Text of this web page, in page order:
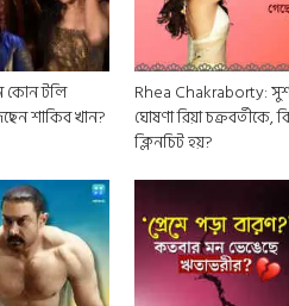
কোন টলি
শাকিব খান?
Rhea Chakraborty:
ঘোষণা রিয়া চক্রবর্তীকে,
ক্লিনচিট হয়?